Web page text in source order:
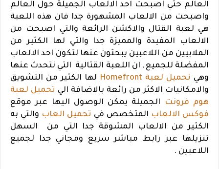
العالم حتي اصبحت احد الالعاب الجميلة حول العالم
واصبحت من الالعاب المشهورة جدا فان هذه اللعبة
هي لعبة القتال والاكشن الرائعة والتي اصبحت من
الالعاب المفيدة والمميزة جدا والتي لها الكثير من
الملابيين من اللاعبين يبحثون عنها لتكون احد الالعاب
المفضلة للجميع , ان اللعبة القتالية التي نتحدث عنها
وهي تحميل لعبة Homefront
لها الكثير من التشويق
والامكانيات الاكثر من رائعة بالاضافة الي تحميل لعبة
هوم فرونت
الجميلة يمكن الوصول اليها عبر موقع
فوكس الالعاب المتخصص في تحميل العاب والتي به
الكثير من الالعاب المشوقة جدا التي من السهل
تنزيلها عبر رابط مباشر سريع ومجاني جدا لجميع
اللاعبين .